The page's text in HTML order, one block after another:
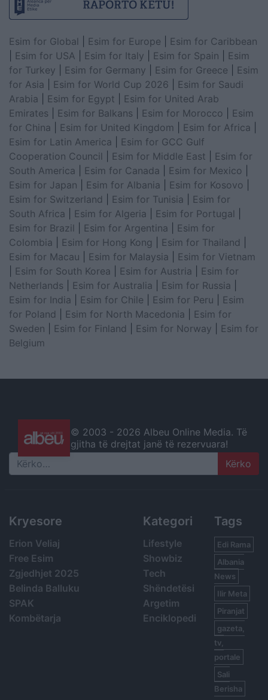
Esim for Global Esim for Europe
Esim for Caribbean
Esim for USA Esim for Italy Esim for Spain
Esim
for Turkey
Esim for Germany Esim for Greece
Esim
for Asia
Esim for World Cup 2026
Esim for Saudi
Arabia
Esim for Egypt
Esim for United Arab
Emirates
Esim for Balkans Esim for Morocco
Esim
for China
Esim for United Kingdom Esim for Africa
Esim for Latin America
Esim for GCC Gulf
Cooperation Council
Esim for Middle East
Esim for
South America
Esim for Canada Esim for Mexico
Esim for Japan
Esim for Albania Esim for Kosovo
Esim for Switzerland
Esim for Tunisia
Esim for
South Africa
Esim for Algeria Esim for Portugal
Esim for Brazil
Esim for Argentina
Esim for
Colombia
Esim for Hong Kong Esim for Thailand
Esim for Macau
Esim for Malaysia
Esim for Vietnam
Esim for South Korea Esim for Austria
Esim for
Netherlands
Esim for Australia Esim for Russia
Esim for India
Esim for Chile Esim for Peru
Esim
for Poland
Esim for North Macedonia
Esim for
Sweden
Esim for Finland Esim for Norway
Esim for
Belgium
© 2003 - 2026 Albeu Online Media. Të
gjitha të drejtat janë të rezervuara!
Search
Kryesore
Erion Veliaj
Free Esim
Zgjedhjet 2025
Belinda Balluku
SPAK
Kombëtarja
Kategori
Lifestyle
Showbiz
Tech
Shëndetësi
Argetim
Enciklopedi
Tags
Edi Rama
Albania
News
Ilir Meta
Piranjat
gazeta,
tv,
portale
Sali
Berisha